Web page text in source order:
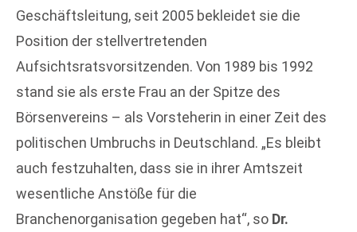
Geschäftsleitung, seit 2005 bekleidet sie die
Position der stellvertretenden
Aufsichtsratsvorsitzenden. Von 1989 bis 1992
stand sie als erste Frau an der Spitze des
Börsenvereins – als Vorsteherin in einer Zeit des
politischen Umbruchs in Deutschland. „Es bleibt
auch festzuhalten, dass sie in ihrer Amtszeit
wesentliche Anstöße für die
Branchenorganisation gegeben hat“, so Dr.